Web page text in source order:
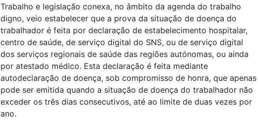
Trabalho e legislação conexa, no âmbito da agenda do trabalho
digno, veio estabelecer que a prova da situação de doença do
trabalhador é feita por declaração de estabelecimento hospitalar,
centro de saúde, de serviço digital do SNS, ou de serviço digital
dos serviços regionais de saúde das regiões autónomas, ou ainda
por atestado médico. Esta declaração é feita mediante
autodeclaração de doença, sob compromisso de honra, que apenas
pode ser emitida quando a situação de doença do trabalhador não
exceder os três dias consecutivos, até ao limite de duas vezes por
ano.